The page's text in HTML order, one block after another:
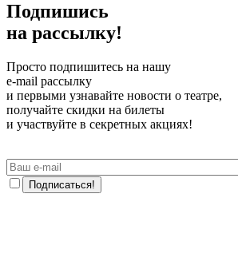
Подпишись
на рассылку!
Просто подпишитесь на нашу
e-mail рассылку
и первыми узнавайте новости о театре,
получайте скидки на билеты
и участвуйте в секретных акциях!